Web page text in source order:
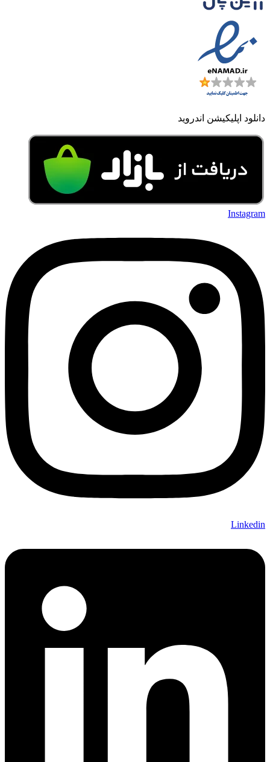
دانلود اپلیکیشن اندروید
Instagram
Linkedin